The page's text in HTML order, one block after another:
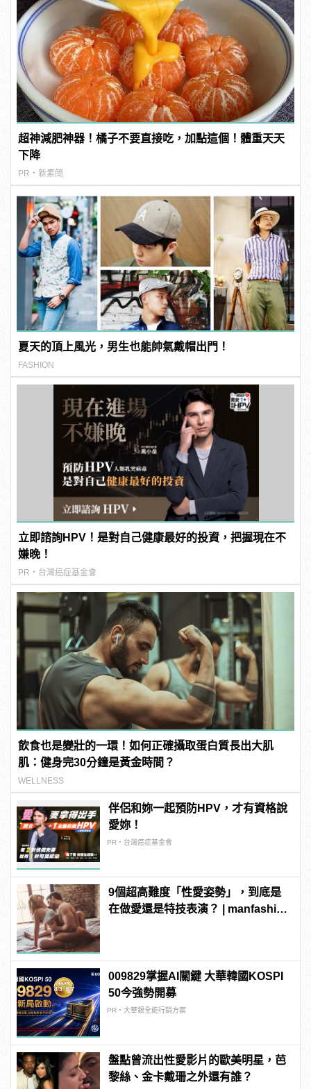
超神減肥神器！橘子不要直接吃，加點這個！體重天天
下降
PR・新素簡
夏天的頂上風光，男生也能帥氣戴帽出門！
FASHION
立即諮詢HPV！是對自己健康最好的投資，把握現在不
嫌晚！
PR・台灣癌症基金會
飲食也是變壯的一環！如何正確攝取蛋白質長出大肌
肌：健身完30分鐘是黃金時間？
WELLNESS
伴侶和妳一起預防HPV，才有資格說
愛妳！
PR・台灣癌症基金會
9個超高難度「性愛姿勢」，到底是
在做愛還是特技表演？ | manfashion
009829掌握AI關鍵 大華韓國KOSPI
50今強勢開募
PR・大華銀全能行銷方案
盤點曾流出性愛影片的歐美明星，芭
黎絲、金卡戴珊之外還有誰？